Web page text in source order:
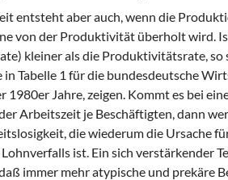
entsteht aber auch, wenn die
von der Produktivität überholt wird.
kleiner als die Produktivitätsrate,
Tabelle 1 für die bundesdeutsche
1980er Jahre, zeigen. Kommt es bei
Arbeitszeit je Beschäftigten, dann
die wiederum die Ursache
ist. Ein sich verstärkender
immer mehr atypische und prekäre